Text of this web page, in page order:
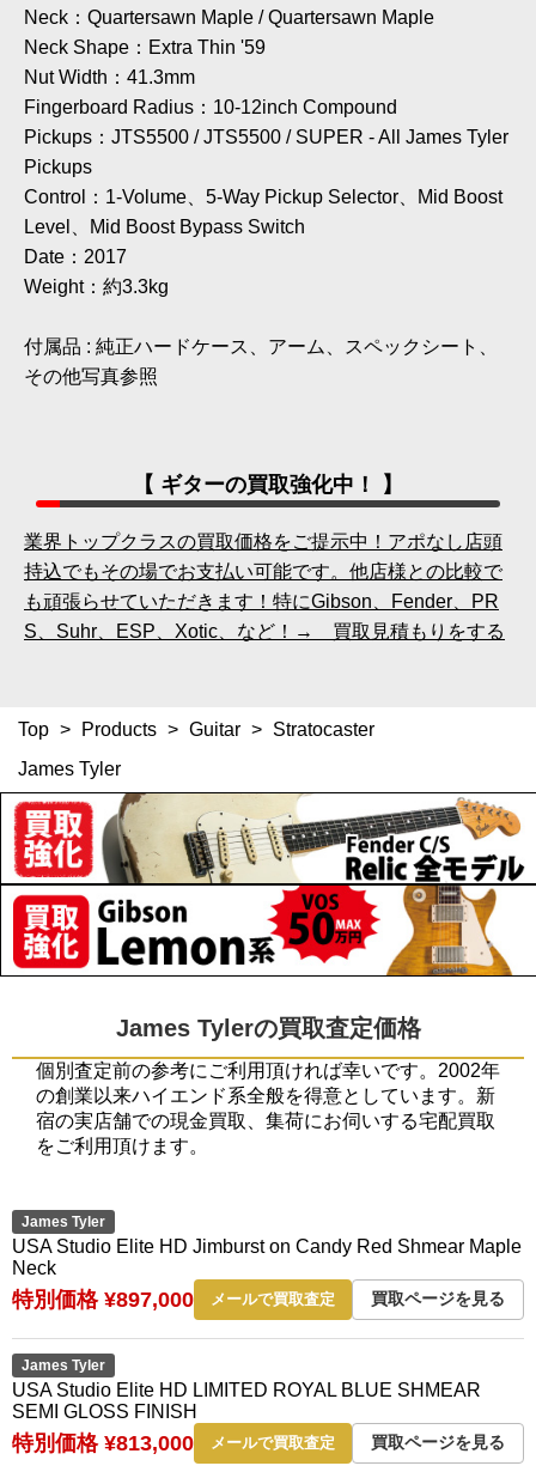
Neck：Quartersawn Maple / Quartersawn Maple
Neck Shape：Extra Thin '59
Nut Width：41.3mm
Fingerboard Radius：10-12inch Compound
Pickups：JTS5500 / JTS5500 / SUPER - All James Tyler
Pickups
Control：1-Volume、5-Way Pickup Selector、Mid Boost
Level、Mid Boost Bypass Switch
Date：2017
Weight：約3.3kg
付属品 : 純正ハードケース、アーム、スペックシート、
その他写真参照
【 ギターの買取強化中！ 】
業界トップクラスの買取価格をご提示中！アポなし店頭
持込でもその場でお支払い可能です。他店様との比較で
も頑張らせていただきます！特にGibson、Fender、PR
S、Suhr、ESP、Xotic、など！→ 買取見積もりをする
Top > Products > Guitar > Stratocaster
James Tyler
James Tylerの買取査定価格
個別査定前の参考にご利用頂ければ幸いです。2002年
の創業以来ハイエンド系全般を得意としています。新
宿の実店舗での現金買取、集荷にお伺いする宅配買取
をご利用頂けます。
James Tyler
USA Studio Elite HD Jimburst on Candy Red Shmear Maple
Neck
特別価格 ¥897,000 メールで買取査定 買取ページを見る
James Tyler
USA Studio Elite HD LIMITED ROYAL BLUE SHMEAR
SEMI GLOSS FINISH
特別価格 ¥813,000 メールで買取査定 買取ページを見る